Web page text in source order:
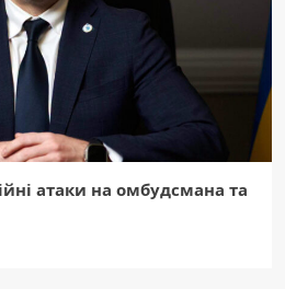
атаки на омбудсмана та